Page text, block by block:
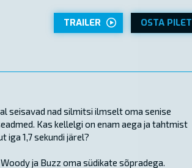
TRAILER OSTA PILET
seisavad nad silmitsi ilmselt oma senise
Kas kellelgi on enam aega ja tahtmist
iga 1,7 sekundi järel?
ja Buzz oma südikate sõpradega.